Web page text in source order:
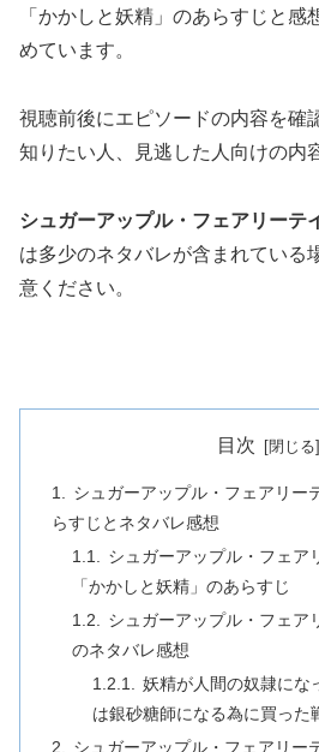
「かかしと妖精」のあらすじと感
めています。
視聴前後にエピソードの内容を確
知りたい人、見逃した人向けの内
シュガーアップル・フェアリーテ
は多少のネタバレが含まれている
意ください。
目次
シュガーアップル・フェアリー
らすじとネタバレ感想
シュガーアップル・フェア
「かかしと妖精」のあらすじ
シュガーアップル・フェア
のネタバレ感想
妖精が人間の奴隷にな
は銀砂糖師になる為に買った
シュガーアップル・フェアリー